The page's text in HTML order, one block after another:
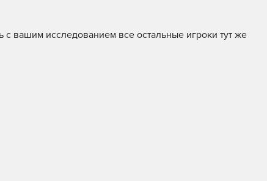
вашим исследованием все остальные игроки тут же